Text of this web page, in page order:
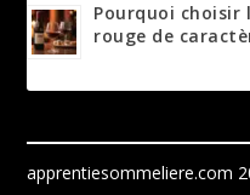
Pourquoi choisir
rouge de
apprentiesommeliere.com